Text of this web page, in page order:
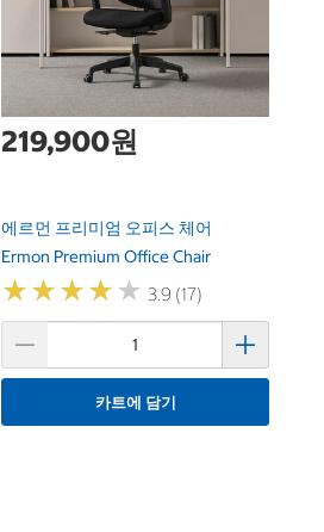
219,900원
에르먼 프리미엄 오피스 체어
Ermon Premium Office Chair
★★★★ ★
★★★★ ★ 3.9 (17)
카트에 담기